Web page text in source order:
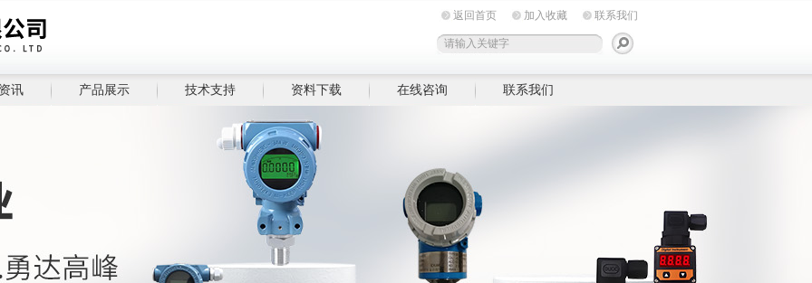
返回首页 加入收藏 联系我们
讯 产品展示 技术支持 资料下载 在线咨询 联系我们